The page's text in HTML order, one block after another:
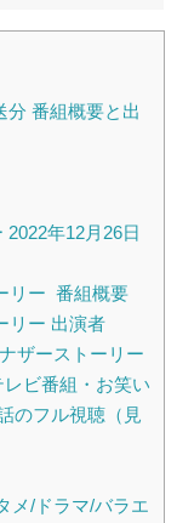
分 番組概要と出
年12月26日
リー 番組概要
リー 出演者
ザーストーリー
ビ番組・お笑い
のフル視聴（見
メ/ドラマ/バラエ